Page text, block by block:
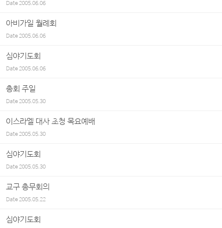
Date2005.06.06
아비가일 월례회
Date2005.06.06
심야기도회
Date2005.06.06
총회 주일
Date2005.05.30
이스라엘 대사 초청 목요예배
Date2005.05.30
심야기도회
Date2005.05.30
교구 총무회의
Date2005.05.22
심야기도회